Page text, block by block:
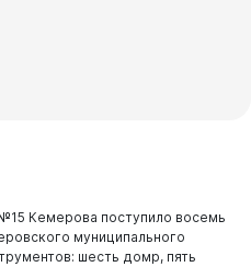
Кемерова поступило восемь
муниципального
шесть домр, пять